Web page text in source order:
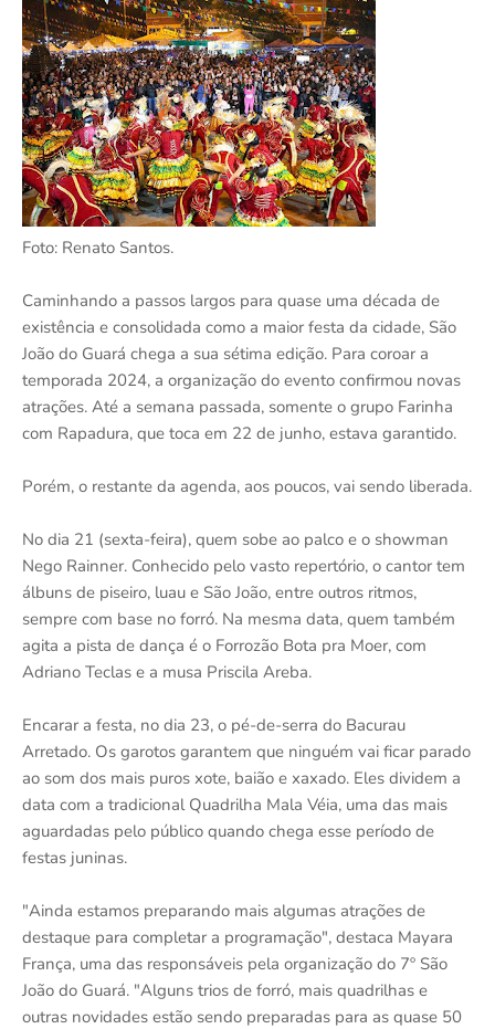
Foto: Renato Santos.
Caminhando a passos largos para quase uma década de
existência e consolidada como a maior festa da cidade, São
João do Guará chega a sua sétima edição. Para coroar a
temporada 2024, a organização do evento confirmou novas
atrações. Até a semana passada, somente o grupo Farinha
com Rapadura, que toca em 22 de junho, estava garantido.
Porém, o restante da agenda, aos poucos, vai sendo liberada.
No dia 21 (sexta-feira), quem sobe ao palco e o showman
Nego Rainner. Conhecido pelo vasto repertório, o cantor tem
álbuns de piseiro, luau e São João, entre outros ritmos,
sempre com base no forró. Na mesma data, quem também
agita a pista de dança é o Forrozão Bota pra Moer, com
Adriano Teclas e a musa Priscila Areba.
Encarar a festa, no dia 23, o pé-de-serra do Bacurau
Arretado. Os garotos garantem que ninguém vai ficar parado
ao som dos mais puros xote, baião e xaxado. Eles dividem a
data com a tradicional Quadrilha Mala Véia, uma das mais
aguardadas pelo público quando chega esse período de
festas juninas.
"Ainda estamos preparando mais algumas atrações de
destaque para completar a programação", destaca Mayara
França, uma das responsáveis pela organização do 7º São
João do Guará. "Alguns trios de forró, mais quadrilhas e
outras novidades estão sendo preparadas para as quase 50